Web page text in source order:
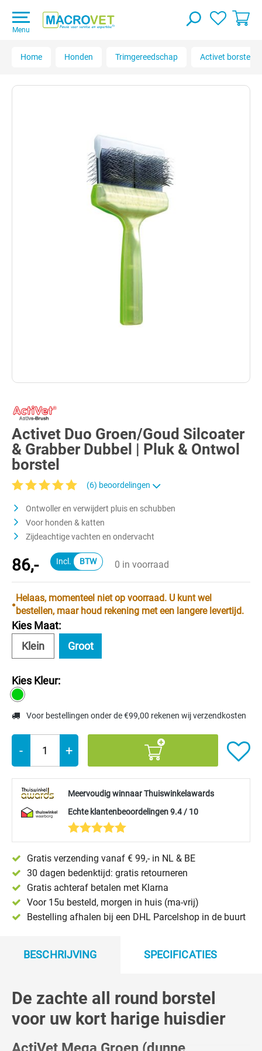
Menu
Home Honden Trimgereedschap Activet borstels
Activet Duo Groen/Goud Silcoater
& Grabber Dubbel | Pluk & Ontwol
borstel
(6) beoordelingen
Ontwoller en verwijdert pluis en schubben
Voor honden & katten
Zijdeachtige vachten en ondervacht
86,- 0 in voorraad
Helaas, momenteel niet op voorraad. U kunt wel
bestellen, maar houd rekening met een langere levertijd.
Kies Maat:
Klein
Groot
Kies Kleur:
Voor bestellingen onder de €99,00 rekenen wij verzendkosten
- +
Meervoudig winnaar Thuiswinkelawards
Echte klantenbeoordelingen 9.4 / 10
Gratis verzending vanaf € 99,- in NL & BE
30 dagen bedenktijd: gratis retourneren
Gratis achteraf betalen met Klarna
Voor 15u besteld, morgen in huis (ma-vrij)
Bestelling afhalen bij een DHL Parcelshop in de buurt
BESCHRIJVING SPECIFICATIES
De zachte all round borstel
voor uw kort harige huisdier